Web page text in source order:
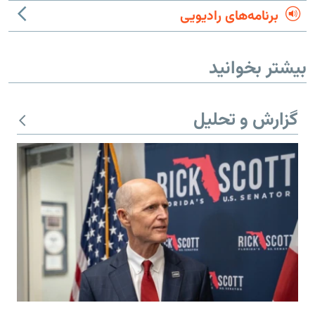
برنامه‌های رادیویی
بیشتر بخوانید
گزارش و تحلیل